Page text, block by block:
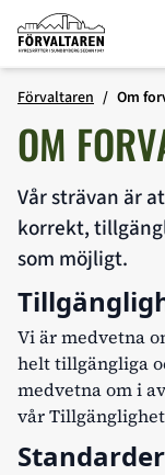
Hoppa till
Förvaltaren
Förvaltaren Om
OM
Vår strävan är
korrekt,
som möjligt.
Vi är medvetna
helt tillgängliga
medvetna om i
vår
Standarder